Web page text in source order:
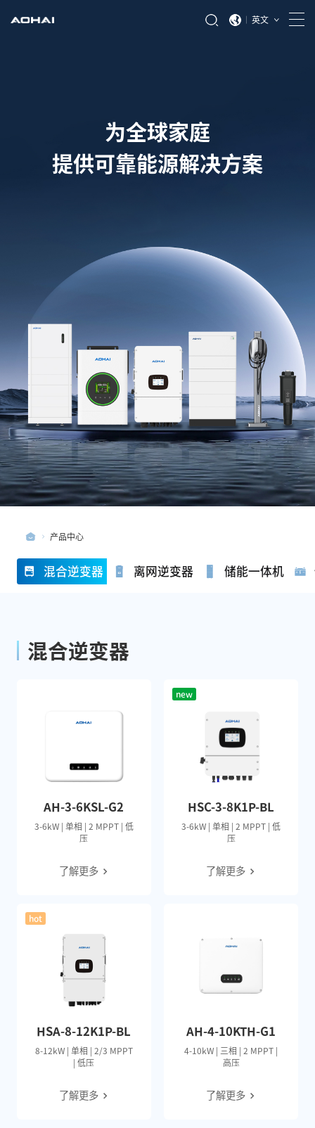
英文
为全球家庭
提供可靠能源解决方案
产品中心
混合逆变器 离网逆变器 储能一体机
混合逆变器
AH-3-6KSL-G2
3-6kW | 单相 | 2 MPPT | 低
压
了解更多
new
HSC-3-8K1P-BL
3-6kW | 单相 | 2 MPPT | 低
压
了解更多
hot
HSA-8-12K1P-BL
8-12kW | 单相 | 2/3 MPPT
| 低压
了解更多
AH-4-10KTH-G1
4-10kW | 三相 | 2 MPPT |
高压
了解更多